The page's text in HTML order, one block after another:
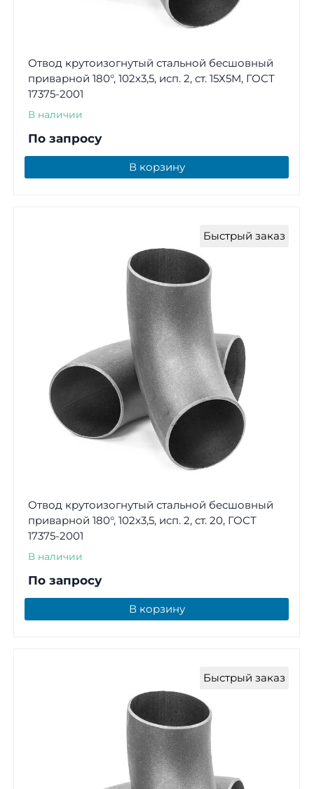
Отвод крутоизогнутый стальной бесшовный
приварной 180°, 102х3,5, исп. 2, ст. 15Х5М, ГОСТ
17375-2001
В наличии
По запросу
В корзину
Быстрый заказ
Отвод крутоизогнутый стальной бесшовный
приварной 180°, 102х3,5, исп. 2, ст. 20, ГОСТ
17375-2001
В наличии
По запросу
В корзину
Быстрый заказ